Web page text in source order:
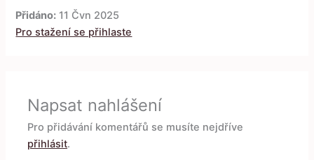
Přidáno: 11 Čvn 2025
Pro stažení se přihlaste
Napsat nahlášení
Pro přidávání komentářů se musíte nejdříve
přihlásit.